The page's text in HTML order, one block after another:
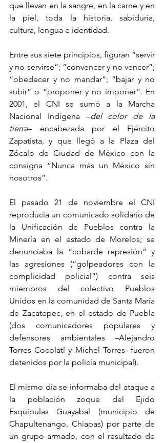
que llevan en la sangre, en la carne y en
la piel, toda la historia, sabiduría,
cultura, lengua e identidad.
Entre sus siete principios, figuran “servir
y no servirse”; “convencer y no vencer”;
“obedecer y no mandar”; “bajar y no
subir” o “proponer y no imponer”. En
2001, el CNI se sumó a la Marcha
Nacional Indígena –del color de la
tierra– encabezada por el Ejército
Zapatista, y que llegó a la Plaza del
Zócalo de Ciudad de México con la
consigna “Nunca más un México sin
nosotros”.
El pasado 21 de noviembre el CNI
reproducía un comunicado solidario de
la Unificación de Pueblos contra la
Minería en el estado de Morelos; se
denunciaba la “cobarde represión” y
las agresiones (“golpeadores con la
complicidad policial”) contra seis
miembros del colectivo Pueblos
Unidos en la comunidad de Santa María
de Zacatepec, en el estado de Puebla
(dos comunicadores populares y
defensores ambientales –Alejandro
Torres Cocolatl y Michel Torres- fueron
detenidos por la policía municipal).
El mismo día se informaba del ataque a
la población zoque del Ejido
Esquipulas Guayabal (municipio de
Chapultenango, Chiapas) por parte de
un grupo armado, con el resultado de